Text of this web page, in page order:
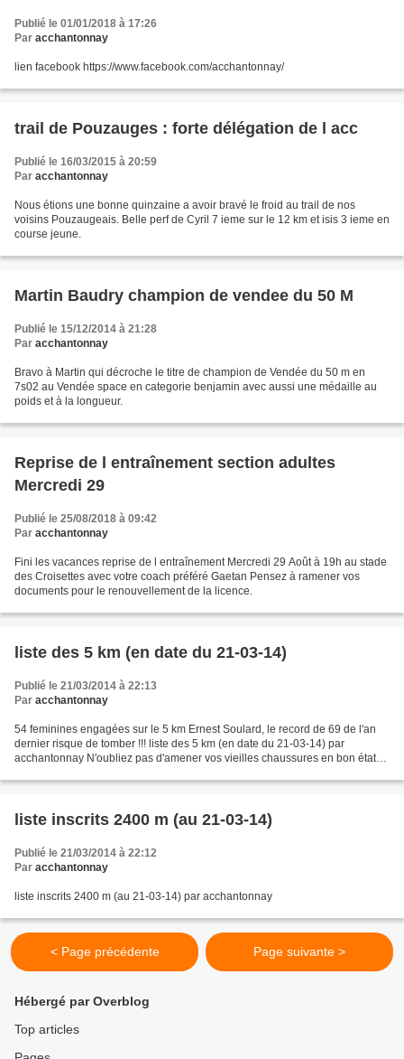
Publié le 01/01/2018 à 17:26
Par acchantonnay
lien facebook https://www.facebook.com/acchantonnay/
trail de Pouzauges : forte délégation de l acc
Publié le 16/03/2015 à 20:59
Par acchantonnay
Nous étions une bonne quinzaine a avoir bravé le froid au trail de nos
voisins Pouzaugeais. Belle perf de Cyril 7 ieme sur le 12 km et isis 3 ieme en
course jeune.
Martin Baudry champion de vendee du 50 M
Publié le 15/12/2014 à 21:28
Par acchantonnay
Bravo à Martin qui décroche le titre de champion de Vendée du 50 m en
7s02 au Vendée space en categorie benjamin avec aussi une médaille au
poids et à la longueur.
Reprise de l entraînement section adultes
Mercredi 29
Publié le 25/08/2018 à 09:42
Par acchantonnay
Fini les vacances reprise de l entraînement Mercredi 29 Août à 19h au stade
des Croisettes avec votre coach préféré Gaetan Pensez à ramener vos
documents pour le renouvellement de la licence.
liste des 5 km (en date du 21-03-14)
Publié le 21/03/2014 à 22:13
Par acchantonnay
54 feminines engagées sur le 5 km Ernest Soulard, le record de 69 de l'an
dernier risque de tomber !!! liste des 5 km (en date du 21-03-14) par
acchantonnay N'oubliez pas d'amener vos vieilles chaussures en bon état
liste inscrits 2400 m (au 21-03-14)
Publié le 21/03/2014 à 22:12
Par acchantonnay
liste inscrits 2400 m (au 21-03-14) par acchantonnay
< Page précédente Page suivante >
Hébergé par Overblog
Top articles